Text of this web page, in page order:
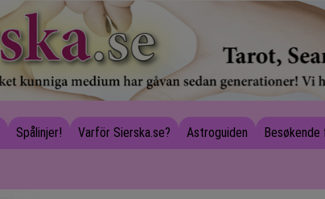
Spålinjer! Varför Sierska.se? Astroguiden Besøkende